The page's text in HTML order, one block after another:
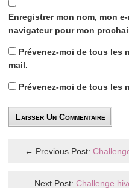
Enregistrer mon nom, mon
navigateur pour mon
Prévenez-moi de tous les
mail.
Prévenez-moi de tous les
← Previous Post:
Next Post: Challenge